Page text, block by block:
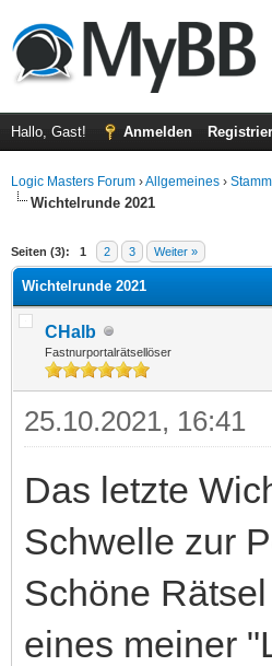
Hallo, Gast! Anmelden
Logic Masters Forum ›Allgemeines ›
Wichtelrunde 2021
Seiten (3): 1 2 3 Weiter »
Durchschnitt
Wichtelrunde 2021
CHalb
Fastnurportalrätsellöser
25.10.2021, 16:41
Das letzte
Schwelle zur
Schöne
eines meiner